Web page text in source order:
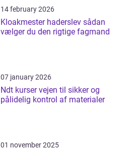
14 february 2026
Kloakmester haderslev sådan
vælger du den rigtige fagmand
07 january 2026
Ndt kurser vejen til sikker og
pålidelig kontrol af materialer
01 november 2025